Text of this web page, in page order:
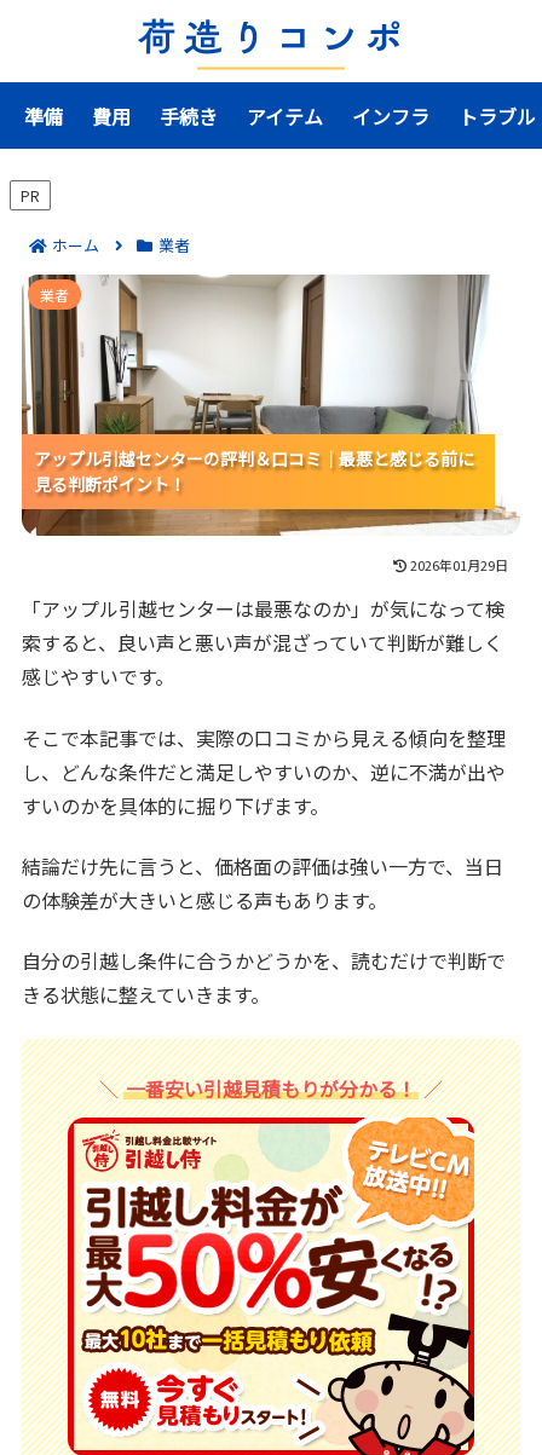
準備 費用 手続き アイテム インフラ トラブル
PR
ホーム 業者
アップル引越センターの評判＆口コミ｜最悪と感じる
前に見る判断ポイント！
アップル引越センターの評判＆口コミ｜最悪と感じる前に
見る判断ポイント！
アップル引越センターの評判＆口コミ｜最悪と感じる前に
見る判断ポイント！
アップル引越センターの評判＆口コミ｜最悪と感じる前に
見る判断ポイント！
業者
2026年01月29日
「アップル引越センターは最悪なのか」が気になって検
索すると、良い声と悪い声が混ざっていて判断が難しく
感じやすいです。
そこで本記事では、実際の口コミから見える傾向を整理
し、どんな条件だと満足しやすいのか、逆に不満が出や
すいのかを具体的に掘り下げます。
結論だけ先に言うと、価格面の評価は強い一方で、当日
の体験差が大きいと感じる声もあります。
自分の引越し条件に合うかどうかを、読むだけで判断で
きる状態に整えていきます。
一番安い引越見積もりが分かる！